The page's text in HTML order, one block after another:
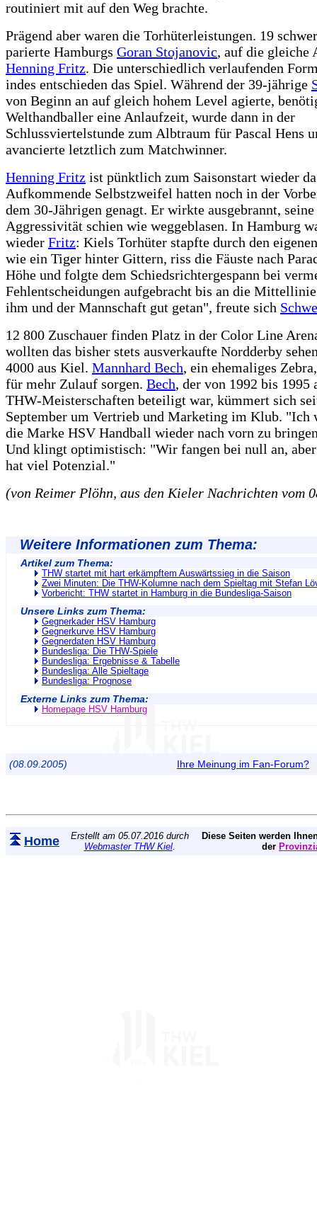
routiniert mit auf den Weg brachte.
Prägend aber waren die Torhüterleistungen. 19
parierte Hamburgs Goran Stojanovic, auf die gleiche
Henning Fritz. Die unterschiedlich verlaufenden
indes entschieden das Spiel. Während der 39-jährige
von Beginn an auf gleich hohem Level agierte,
Welthandballer eine Anlaufzeit, wurde dann in der
Schlussviertelstunde zum Albtraum für Pascal Hens
avancierte letztlich zum Matchwinner.
Henning Fritz ist pünktlich zum Saisonstart wieder
Aufkommende Selbstzweifel hatten noch in der
dem 30-Jährigen genagt. Er wirkte ausgebrannt,
Aggressivität schien wie weggeblasen. In Hamburg
wieder Fritz: Kiels Torhüter stapfte durch den
wie ein Tiger hinter Gittern, riss die Fäuste nach
Höhe und folgte dem Schiedsrichtergespann bei
Fehlentscheidungen aufgebracht bis an die
ihm und der Mannschaft gut getan", freute sich
12 800 Zuschauer finden Platz in der Color Line
wollten das bisher stets ausverkaufte Nordderby
4000 aus Kiel. Mannhard Bech, ein ehemaliges
für mehr Zulauf sorgen. Bech, der von 1992 bis 1995
THW-Meisterschaften beteiligt war, kümmert sich
September um Vertrieb und Marketing im Klub. "Ich
die Marke HSV Handball wieder nach vorn zu
Und klingt optimistisch: "Wir fangen bei null an,
hat viel Potenzial."
(von Reimer Plöhn, aus den Kieler Nachrichten vom
Weitere Informationen zum Thema:
Artikel zum Thema:
THW startet mit hart erkämpftem Auswärtssieg in die Saison
Zwei Minuten: Die THW-Kolumne nach dem Spieltag mit Stefan
Vorbericht: THW startet in Hamburg in die Bundesliga-Saison
Unsere Links zum Thema:
Gegnerkader HSV Hamburg
Gegnerkurve HSV Hamburg
Gegnerdaten HSV Hamburg
Bundesliga: Die THW-Spiele
Bundesliga: Ergebnisse & Tabelle
Bundesliga: Alle Spieltage
Bundesliga: Prognose
Externe Links zum Thema:
Homepage HSV Hamburg
(08.09.2005) Ihre Meinung im Fan-Forum?
Home
Erstellt am 05.07.2016 durch
Webmaster THW Kiel.
Diese Seiten werden
der